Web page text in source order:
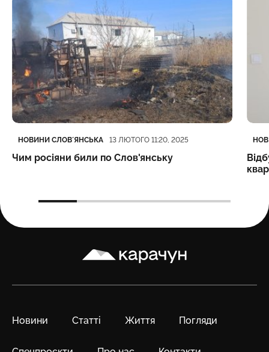
Категорія
НОВИНИ СЛОВʼЯНСЬКА
Дата публікації 13 ЛЮТОГО 11:20, 2025
Чим росіяни били по Слов'янську
Карачун
Новини Статті Життя Погляди